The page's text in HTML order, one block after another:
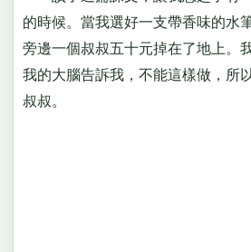
的時候。當我選好一支帶香味的水
旁邊一個叔叔五十元掉在了地上。
我的大腦告訴我，不能這樣做，所
叔叔。